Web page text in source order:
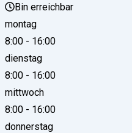
Bin erreichbar
montag
8:00 - 16:00
dienstag
8:00 - 16:00
mittwoch
8:00 - 16:00
donnerstag